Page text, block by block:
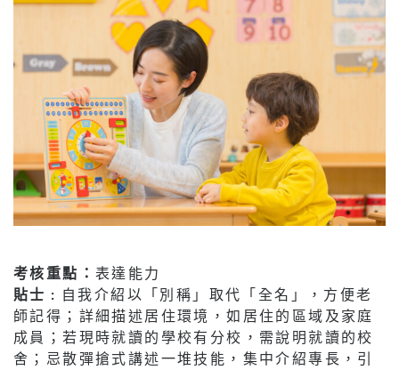
考核重點： 表達能力
貼士 : 自我介紹以「別稱」取代「全名」，方便老
師記得；詳細描述居住環境，如居住的區域及家庭
成員；若現時就讀的學校有分校，需說明就讀的校
舍；忌散彈搶式講述一堆技能，集中介紹專長，引